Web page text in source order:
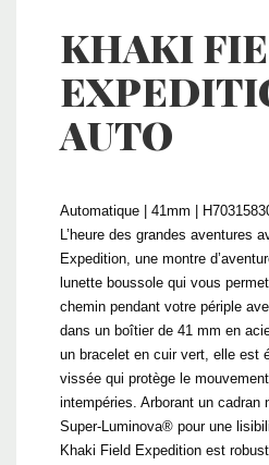
KHAKI
AUTO
Automatique | 41mm |
L’heure des grandes aventures
Expedition, une montre
lunette boussole qui vous
chemin pendant votre périple
dans un boîtier de 41 mm en
un bracelet en cuir vert, elle est
vissée qui protège le
intempéries. Arborant un cadran
Super-Luminova® pour une
Khaki Field Expedition est